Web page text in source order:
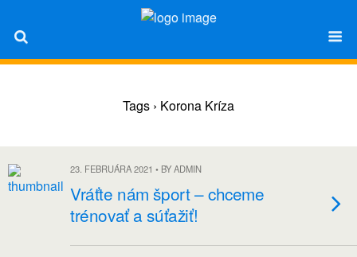
Tags › Korona Kríza
23. FEBRUÁRA 2021 • BY ADMIN
Vráťte nám šport – chceme
trénovať a súťažiť!